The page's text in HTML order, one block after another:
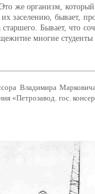
же организм,
заселению, бывает,
Бывает, что
многие
Владимира
«Петрозавод. гос.